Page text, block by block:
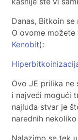
Danas, Bitkoin
O ovome
Kenobit):
Ovo JE prilika ne
i najveći mogući
najluđa stvar je
narednih